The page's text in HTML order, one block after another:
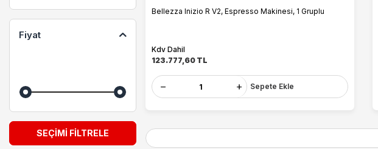
Fiyat
SEÇIMI FILTRELE
Bellezza Inizio R V2, Espresso Makinesi, 1 Gruplu
Kdv Dahil
123.777,60 TL
Sepete Ekle